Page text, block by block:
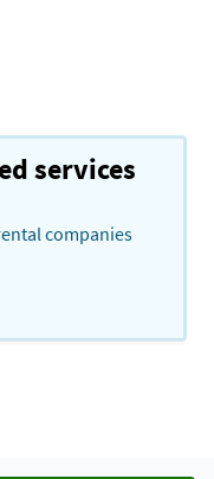
services
companies